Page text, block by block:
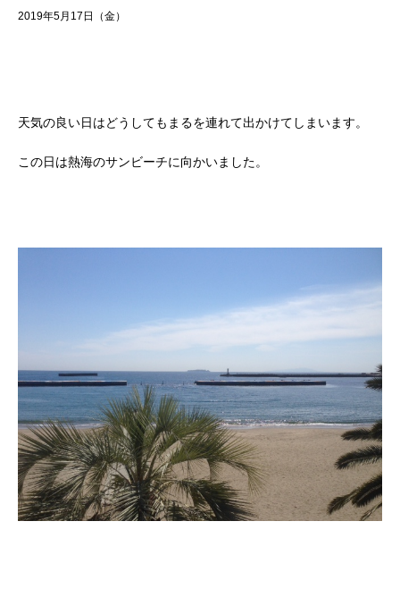
2019年5月17日（金）
天気の良い日はどうしてもまるを連れて出かけてしまいます。
この日は熱海のサンビーチに向かいました。